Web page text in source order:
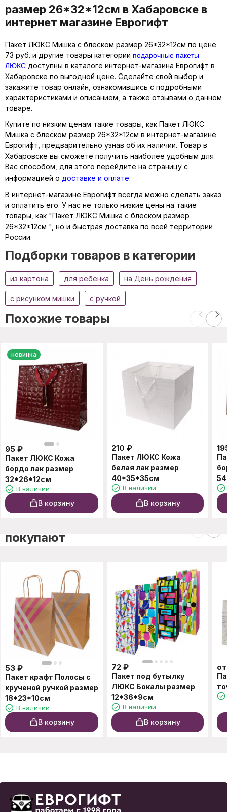
размер 26*32*12см в Хабаровске в
интернет магазине Еврогифт
Пакет ЛЮКС Мишка с блеском размер 26*32*12см по цене
73 руб. и другие товары категории подарочные пакеты
ЛЮКС доступны в каталоге интернет-магазина Еврогифт в
Хабаровске по выгодной цене. Сделайте свой выбор и
закажите товар онлайн, ознакомившись с подробными
характеристиками и описанием, а также отзывами о данном
товаре.
Купите по низким ценам такие товары, как Пакет ЛЮКС
Мишка с блеском размер 26*32*12см в интернет-магазине
Еврогифт, предварительно узнав об их наличии. Товар в
Хабаровске вы сможете получить наиболее удобным для
Вас способом, для этого перейдите на страницу с
информацией о доставке и оплате.
В интернет-магазине Еврогифт всегда можно сделать заказ
и оплатить его. У нас не только низкие цены на такие
товары, как "Пакет ЛЮКС Мишка с блеском размер
26*32*12см ", но и быстрая доставка по всей территории
России.
Подборки товаров в категории
из картона для ребенка на День рождения
с рисунком мишки с ручкой
Похожие товары
новинка
95 ₽
Пакет ЛЮКС Кожа
бордо лак размер
32*26*12см
В наличии
В корзину
210 ₽
Пакет ЛЮКС Кожа
белая лак размер
40*35*35см
В наличии
В корзину
покупают
53 ₽
Пакет крафт Полосы с
крученой ручкой размер
18*23*10см
В наличии
В корзину
72 ₽
Пакет под бутылку
ЛЮКС Бокалы размер
12*36*9см
В наличии
В корзину